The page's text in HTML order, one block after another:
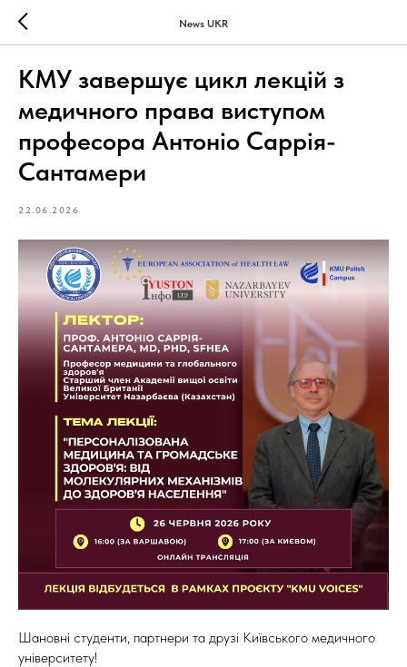
News UKR
КМУ завершує цикл лекцій з
медичного права виступом
професора Антоніо Саррія-
Сантамери
22.06.2026
Шановні студенти, партнери та друзі Київського медичного
університету!